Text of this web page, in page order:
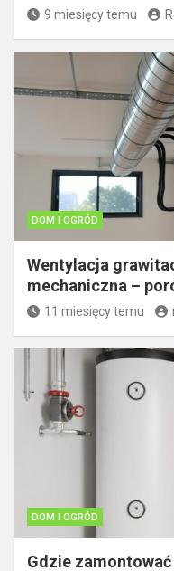
9 miesięcy temu
DOM I OGRÓD
Wentylacja
mechaniczna –
11 miesięcy temu
DOM I OGRÓD
Gdzie